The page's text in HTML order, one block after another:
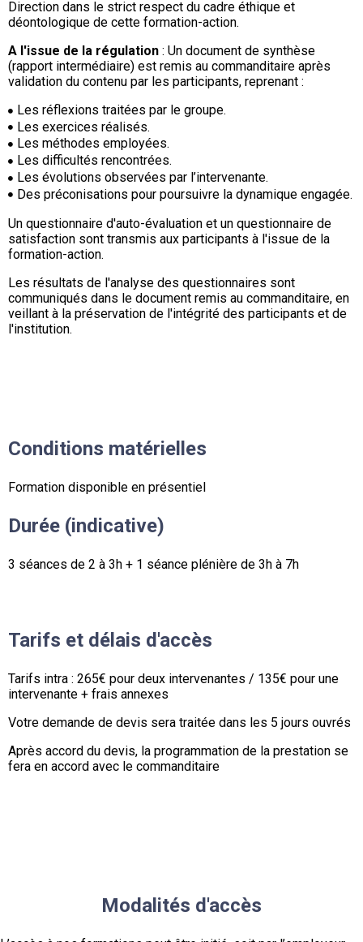
Direction dans le strict respect du cadre éthique et
déontologique de cette formation-action.
A l'issue de la régulation : Un document de synthèse
(rapport intermédiaire) est remis au commanditaire après
validation du contenu par les participants, reprenant :
Les réflexions traitées par le groupe.
Les exercices réalisés.
Les méthodes employées.
Les difficultés rencontrées.
Les évolutions observées par l’intervenante.
Des préconisations pour poursuivre la dynamique engagée.
Un questionnaire d'auto-évaluation et un questionnaire de
satisfaction sont transmis aux participants à l'issue de la
formation-action.
Les résultats de l'analyse des questionnaires sont
communiqués dans le document remis au commanditaire, en
veillant à la préservation de l'intégrité des participants et de
l'institution.
Conditions matérielles
Formation disponible en présentiel
Durée (indicative)
3 séances de 2 à 3h + 1 séance plénière de 3h à 7h
Tarifs et délais d'accès
Tarifs intra : 265€ pour deux intervenantes / 135€ pour une
intervenante + frais annexes
Votre demande de devis sera traitée dans les 5 jours ouvrés
Après accord du devis, la programmation de la prestation se
fera en accord avec le commanditaire
Modalités d'accès